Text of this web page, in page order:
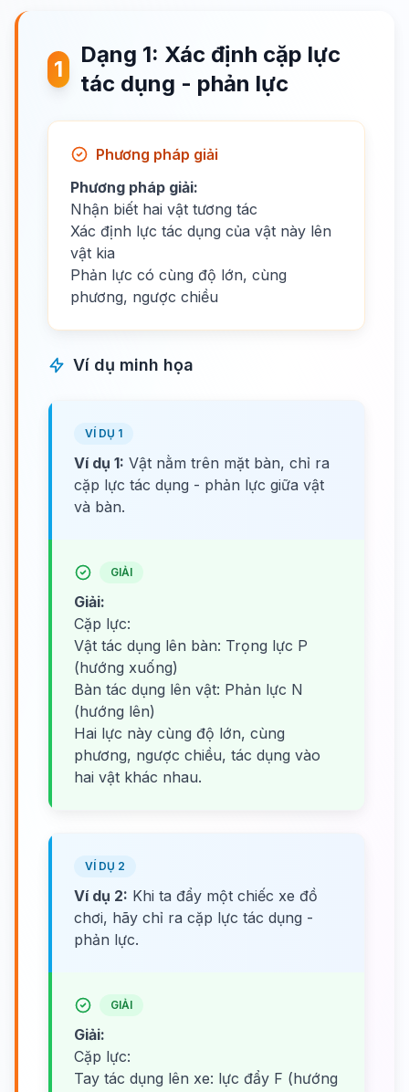
1
Dạng 1: Xác định cặp lực
tác dụng - phản lực
Phương pháp giải
Phương pháp giải:
Nhận biết hai vật tương tác
Xác định lực tác dụng của vật này lên
vật kia
Phản lực có cùng độ lớn, cùng
phương, ngược chiều
Ví dụ minh họa
VÍ DỤ 1
Ví dụ 1: Vật nằm trên mặt bàn, chỉ ra
cặp lực tác dụng - phản lực giữa vật
và bàn.
GIẢI
Giải:
Cặp lực:
Vật tác dụng lên bàn: Trọng lực P
(hướng xuống)
Bàn tác dụng lên vật: Phản lực N
(hướng lên)
Hai lực này cùng độ lớn, cùng
phương, ngược chiều, tác dụng vào
hai vật khác nhau.
VÍ DỤ 2
Ví dụ 2: Khi ta đẩy một chiếc xe đồ
chơi, hãy chỉ ra cặp lực tác dụng -
phản lực.
GIẢI
Giải:
Cặp lực:
Tay tác dụng lên xe: lực đẩy F (hướng